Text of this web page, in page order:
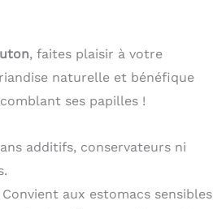
, faites plaisir à votre
naturelle et bénéfique
ses papilles !
additifs, conservateurs ni
Convient aux estomacs sensibles